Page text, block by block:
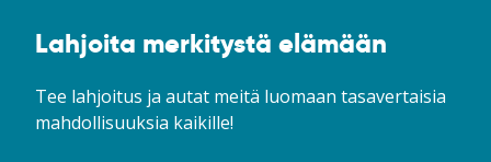
Lahjoita merkitystä elämään
Tee lahjoitus ja autat meitä luomaan tasavertaisia
mahdollisuuksia kaikille!